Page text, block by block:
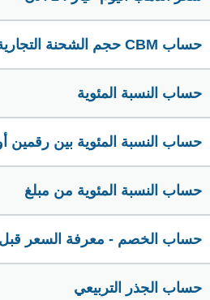
حساب CBM حجم الشحنة التجارية
حساب النسبة المئوية
حساب النسبة المئوية بين رقمين
حساب النسبة المئوية من مبلغ
حساب الخصم - معرفة السعر
حساب الجذر التربيعي